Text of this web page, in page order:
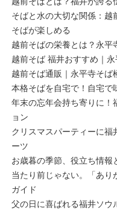
そばと水の大切な関係：越
そばが楽しめる
越前そばの栄養とは？永平
越前そば 福井おすすめ｜
越前そば通販｜永平寺そば
本格そばを自宅で！自宅で
年末の忘年会持ち寄りに！
ョン
クリスマスパーティーに福
ーツ
お歳暮の季節、役立ち情報
当たり前じゃない。「あり
ガイド
父の日に喜ばれる福井ソウ